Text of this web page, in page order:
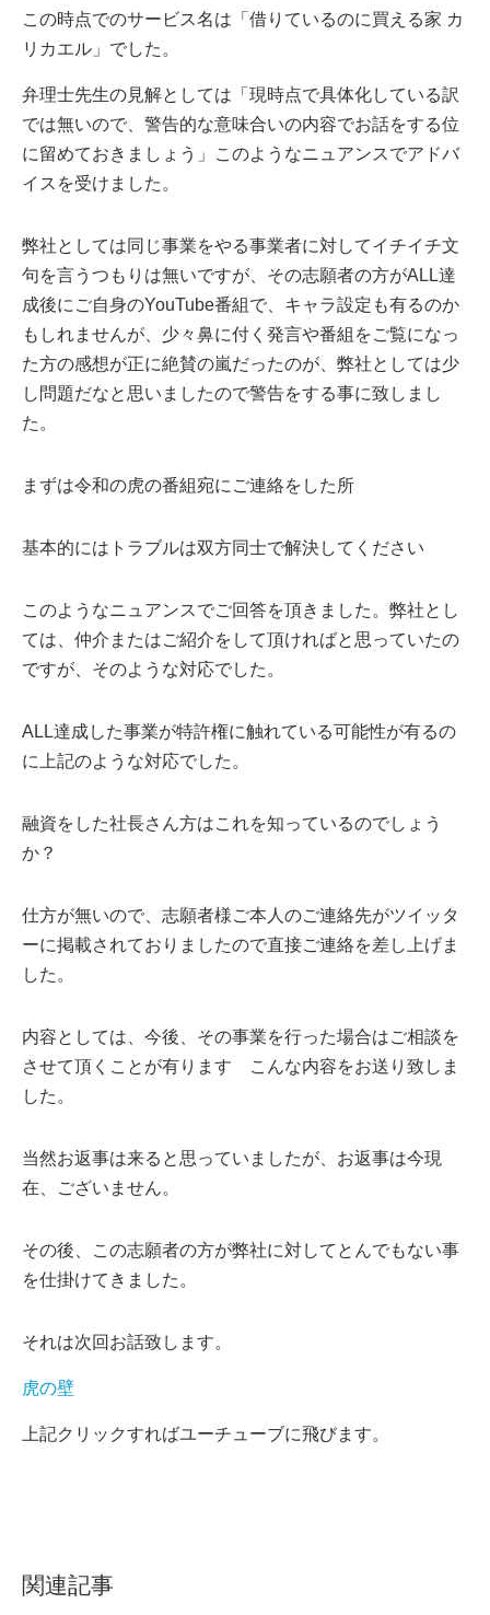
この時点でのサービス名は「借りているのに買える家 カ
リカエル」でした。
弁理士先生の見解としては「現時点で具体化している訳
では無いので、警告的な意味合いの内容でお話をする位
に留めておきましょう」このようなニュアンスでアドバ
イスを受けました。
弊社としては同じ事業をやる事業者に対してイチイチ文
句を言うつもりは無いですが、その志願者の方がALL達
成後にご自身のYouTube番組で、キャラ設定も有るのか
もしれませんが、少々鼻に付く発言や番組をご覧になっ
た方の感想が正に絶賛の嵐だったのが、弊社としては少
し問題だなと思いましたので警告をする事に致しまし
た。
まずは令和の虎の番組宛にご連絡をした所
基本的にはトラブルは双方同士で解決してください
このようなニュアンスでご回答を頂きました。弊社とし
ては、仲介またはご紹介をして頂ければと思っていたの
ですが、そのような対応でした。
ALL達成した事業が特許権に触れている可能性が有るの
に上記のような対応でした。
融資をした社長さん方はこれを知っているのでしょう
か？
仕方が無いので、志願者様ご本人のご連絡先がツイッタ
ーに掲載されておりましたので直接ご連絡を差し上げま
した。
内容としては、今後、その事業を行った場合はご相談を
させて頂くことが有ります こんな内容をお送り致しま
した。
当然お返事は来ると思っていましたが、お返事は今現
在、ございません。
その後、この志願者の方が弊社に対してとんでもない事
を仕掛けてきました。
それは次回お話致します。
虎の壁
上記クリックすればユーチューブに飛びます。
関連記事